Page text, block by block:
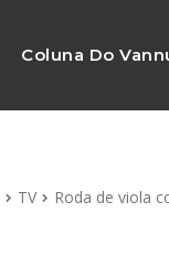
Coluna Do
TV Roda de viola